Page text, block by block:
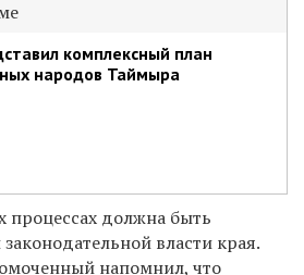
комплексный план
народов Таймыра
процессах должна быть
власти края.
напомнил, что